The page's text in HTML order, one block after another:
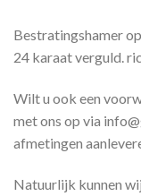
Bestratingshamer
24 karaat verguld.
Wilt u ook een
met ons op via
afmetingen
Natuurlijk kunnen